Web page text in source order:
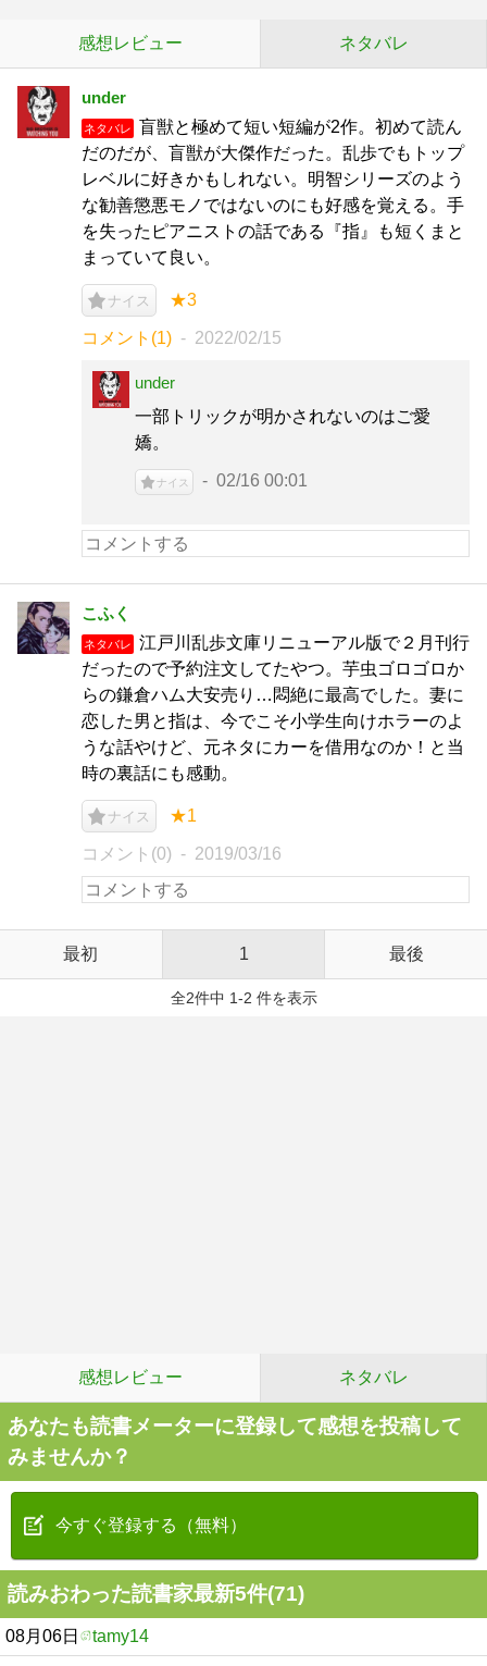
感想レビュー ネタバレ
under
ネタバレ
盲獣と極めて短い短編が2作。初めて読ん
だのだが、盲獣が大傑作だった。乱歩でもトップ
レベルに好きかもしれない。明智シリーズのよう
な勧善懲悪モノではないのにも好感を覚える。手
を失ったピアニストの話である『指』も短くまと
まっていて良い。
ナイス ★3
コメント(1) 2022/02/15
under
一部トリックが明かされないのはご愛
嬌。
ナイス 02/16 00:01
こふく
ネタバレ
江戸川乱歩文庫リニューアル版で２月刊行
だったので予約注文してたやつ。芋虫ゴロゴロか
らの鎌倉ハム大安売り…悶絶に最高でした。妻に
恋した男と指は、今でこそ小学生向けホラーのよ
うな話やけど、元ネタにカーを借用なのか！と当
時の裏話にも感動。
ナイス ★1
コメント(0) 2019/03/16
最初 1 最後
全2件中 1-2 件を表示
感想レビュー ネタバレ
あなたも読書メーターに登録して感想を投稿して
みませんか？
今すぐ登録する（無料）
読みおわった読書家最新5件(71)
08月06日 tamy14